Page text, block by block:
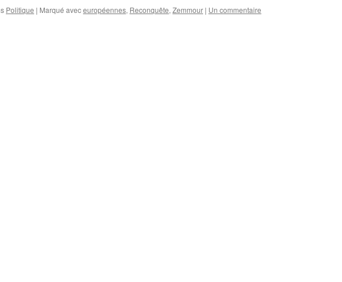
Politique | Marqué aveceuropéennes, Reconquête, Zemmour | Un commentaire